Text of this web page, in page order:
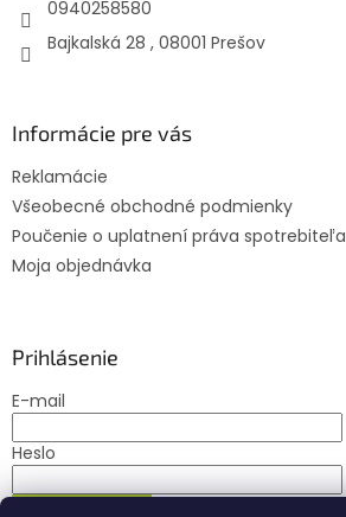
0940258580
Bajkalská 28 , 08001 Prešov
Informácie pre vás
Reklamácie
Všeobecné obchodné podmienky
Poučenie o uplatnení práva spotrebiteľa
Moja objednávka
Prihlásenie
E-mail
Heslo